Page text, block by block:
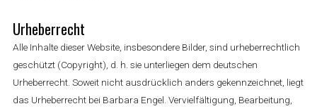
Urheberrecht
Alle Inhalte dieser Website, insbesondere Bilder, sind urheberrechtlich
geschützt (Copyright), d. h. sie unterliegen dem deutschen
Urheberrecht. Soweit nicht ausdrücklich anders gekennzeichnet, liegt
das Urheberrecht bei Barbara Engel. Vervielfältigung, Bearbeitung,